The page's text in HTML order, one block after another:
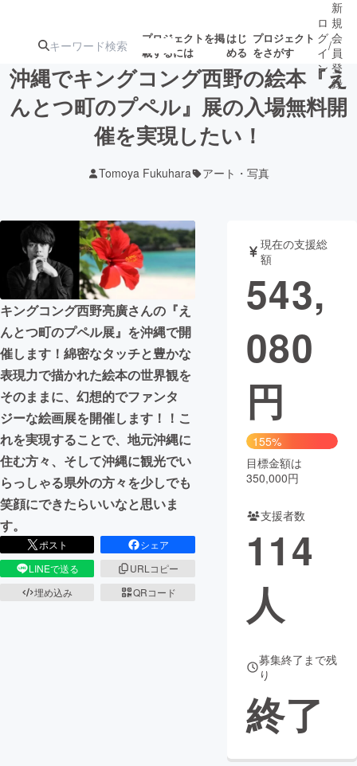
プロジェクトを掲
載するには
はじ
める
プロジェクト
をさがす
注目のリ 注目の新着プロ
ジェクト
募集終了が近いプ
テクノロジー・ガジェット
映像・映画 書籍・雑誌
ビジネス・起業 チャレンジ
まちづくり・地域活性化
CAMPFIRE for Social Good
CAMPFIRE Creation
CAMPFIREふるさと納税machi-ya コミュニティ
ロ
グ
イ
ン
/
新
規
会
員
登
録
沖縄でキングコング西野の絵本『え
んとつ町のプペル』展の入場無料開
催を実現したい！
Tomoya Fukuhara アート・写真
キングコング西野亮廣さんの『え
んとつ町のプペル展』を沖縄で開
催します！綿密なタッチと豊かな
表現力で描かれた絵本の世界観を
そのままに、幻想的でファンタ
ジーな絵画展を開催します！！こ
れを実現することで、地元沖縄に
住む方々、そして沖縄に観光でい
らっしゃる県外の方々を少しでも
笑顔にできたらいいなと思いま
す。
ポスト
シェア
LINEで送る
URLコピー
埋め込み
QRコード
現在の支援総
額
543,
080
円
155%
目標金額は
350,000円
支援者数
114
人
募集終了まで残
り
終了